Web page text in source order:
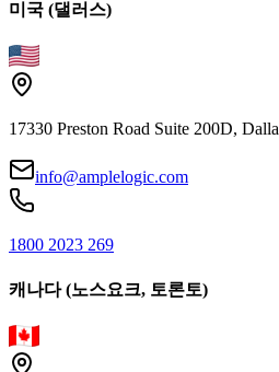
미국 (댈러스)
17330 Preston Road Suite 200D,
info@amplelogic.com
1800 2023 269
캐나다 (노스요크, 토론토)